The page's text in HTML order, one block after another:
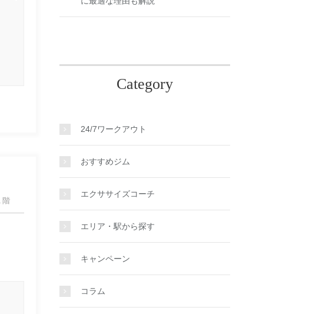
階
Category
24/7ワークアウト
おすすめジム
エクササイズコーチ
エリア・駅から探す
キャンペーン
コラム